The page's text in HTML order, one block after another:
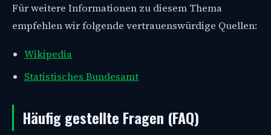
Für weitere Informationen zu diesem Thema
empfehlen wir folgende vertrauenswürdige Quellen:
Wikipedia
Statistisches Bundesamt
Häufig gestellte Fragen (FAQ)